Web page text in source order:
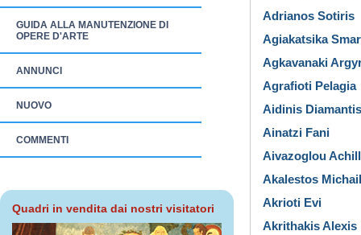
GUIDA ALLA MANUTENZIONE DI
OPERE D'ARTE
ANNUNCI
NUOVO
COMMENTI
Quadri in vendita dai nostri visitatori
Adrianos Sotiris
Agiakatsika
Agkavanaki
Agrafioti Pelagia
Aidinis Diamantis
Ainatzi Fani
Aivazoglou
Akalestos Michail
Akrioti Evi
Akrithakis Alexis